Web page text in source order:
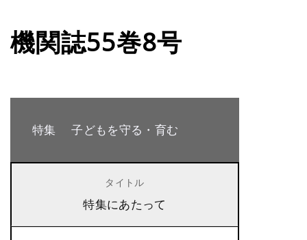
機関誌55巻8号
特集 子どもを守る・育む
特集にあたって